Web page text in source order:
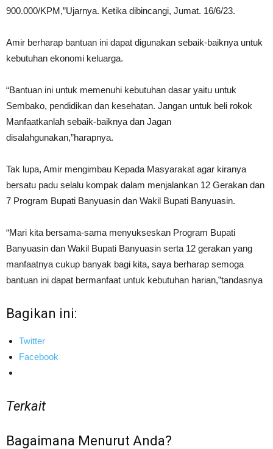
900.000/KPM,”Ujarnya. Ketika dibincangi, Jumat. 16/6/23.
Amir berharap bantuan ini dapat digunakan sebaik-baiknya untuk
kebutuhan ekonomi keluarga.
“Bantuan ini untuk memenuhi kebutuhan dasar yaitu untuk
Sembako, pendidikan dan kesehatan. Jangan untuk beli rokok
Manfaatkanlah sebaik-baiknya dan Jagan
disalahgunakan,”harapnya.
Tak lupa, Amir mengimbau Kepada Masyarakat agar kiranya
bersatu padu selalu kompak dalam menjalankan 12 Gerakan dan
7 Program Bupati Banyuasin dan Wakil Bupati Banyuasin.
“Mari kita bersama-sama menyukseskan Program Bupati
Banyuasin dan Wakil Bupati Banyuasin serta 12 gerakan yang
manfaatnya cukup banyak bagi kita, saya berharap semoga
bantuan ini dapat bermanfaat untuk kebutuhan harian,”tandasnya
Bagikan ini:
Twitter
Facebook
Terkait
Bagaimana Menurut Anda?